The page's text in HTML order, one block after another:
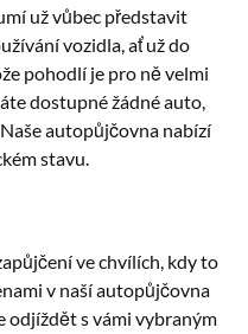
už vůbec představit
vozidla, ať už do
pohodlí je pro ně velmi
dostupné žádné auto,
autopůjčovna nabízí
stavu.
ve chvílích, kdy to
v naší autopůjčovna
odjíždět s vámi vybraným